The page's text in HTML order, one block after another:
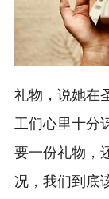
礼物，说她在
工们心里十分
要一份礼物，
况，我们到底